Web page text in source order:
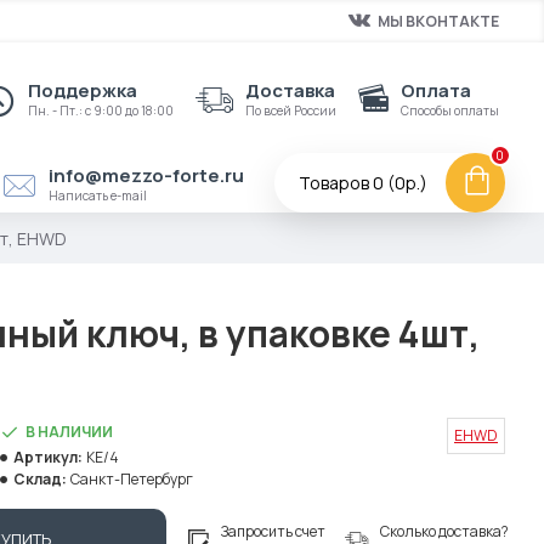
МЫ ВКОНТАКТЕ
Поддержка
Пн. - Пт.: с 9:00 до 18:00
Доставка
По всей России
Оплата
Способы оплаты
info@mezzo-forte.ru
Написать e-mail
Товаров 0 (0р.)
0
EHWD
ключ, в упаковке 4шт,
В НАЛИЧИИ
Артикул: KE/4
Склад: Санкт-Петербург
EHWD
Запросить счет Сколько доставка?